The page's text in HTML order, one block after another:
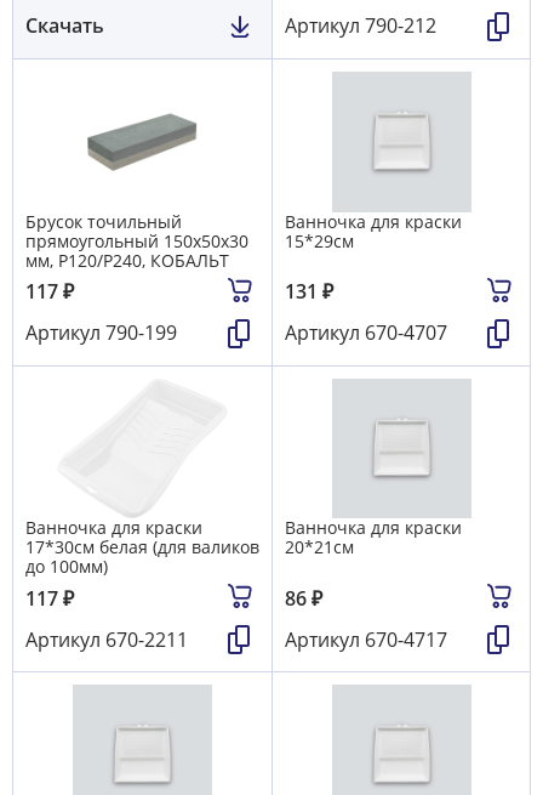
Скачать
Артикул 790-212
Брусок точильный
прямоугольный 150х50х30
мм, Р120/Р240, КОБАЛЬТ
117₽
Артикул 790-199
Ванночка для краски
15*29см
131 ₽
Артикул 670-4707
Ванночка для краски
17*30см белая (для валиков
до 100мм)
117₽
Артикул 670-2211
Ванночка для краски
20*21см
86₽
Артикул 670-4717